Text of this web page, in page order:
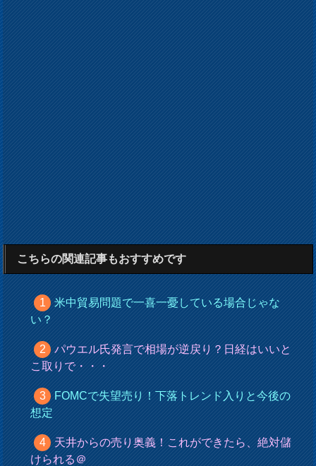
こちらの関連記事もおすすめです
米中貿易問題で一喜一憂している場合じゃな
い？
パウエル氏発言で相場が逆戻り？日経はいいと
こ取りで・・・
FOMCで失望売り！下落トレンド入りと今後の
想定
天井からの売り奥義！これができたら、絶対儲
けられる＠